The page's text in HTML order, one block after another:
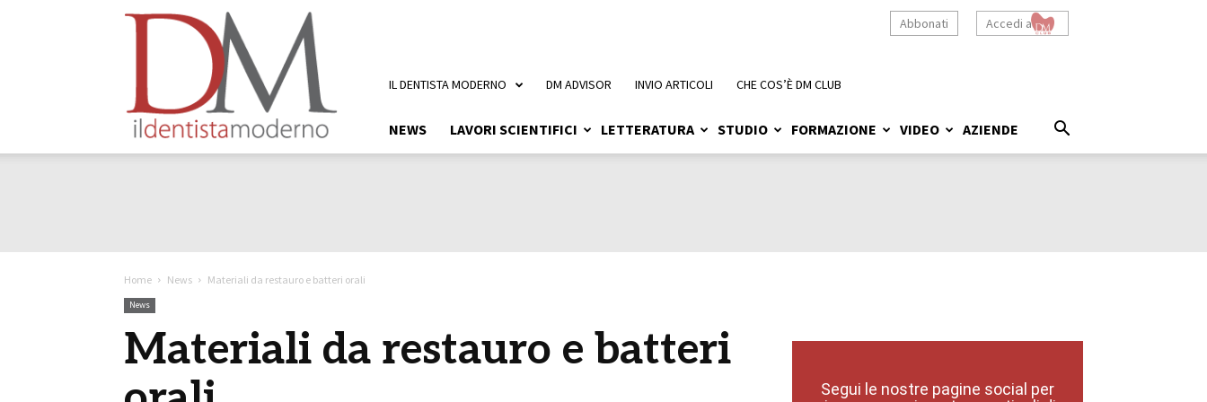
Accedi a
Abbonati
NEWS LAVORI SCIENTIFICI LETTERATURA STUDIO FORMAZIONE VIDEO AZIENDE
IL DENTISTA MODERNO DM ADVISOR INVIO ARTICOLI CHE COS’È DM CLUB
Home News Materiali da restauro e batteri orali
News
Materiali da restauro e batteri
Segui le nostre pagine social per